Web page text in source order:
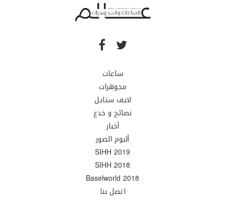
ساعات
مجوهرات
لايف ستايل
نصائح و خدع
أخبار
ألبوم الصور
SIHH 2019
SIHH 2018
Baselworld 2018
اتصل بنا